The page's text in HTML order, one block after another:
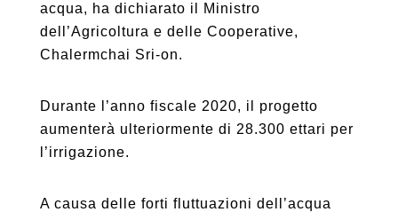
acqua, ha dichiarato il Ministro
dell’Agricoltura e delle Cooperative,
Chalermchai Sri-on.
Durante l’anno fiscale 2020, il progetto
aumenterà ulteriormente di 28.300 ettari per
l’irrigazione.
A causa delle forti fluttuazioni dell’acqua